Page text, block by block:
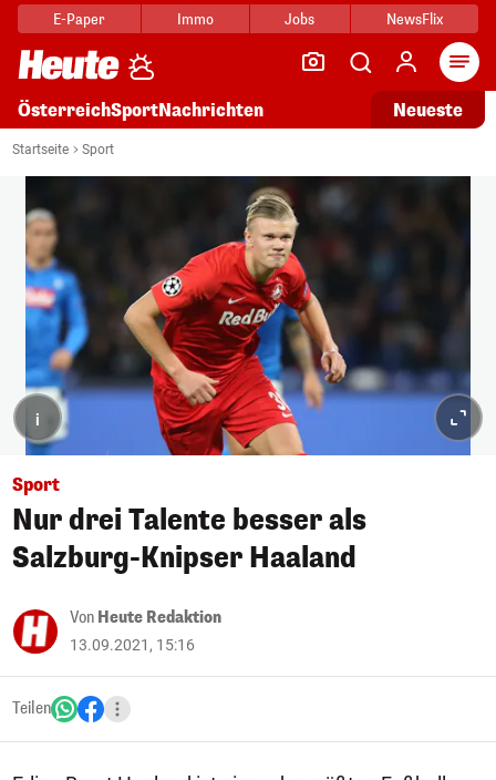
E-Paper Immo Jobs NewsFlix
ÖsterreichSportNachrichten Neueste
Startseite Sport
i
Sport
Nur drei Talente besser als
Salzburg-Knipser Haaland
Von Heute Redaktion
13.09.2021, 15:16
Teilen